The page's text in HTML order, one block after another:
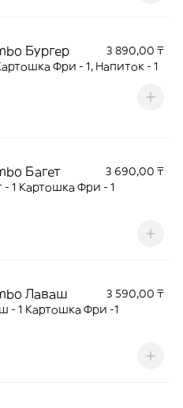
Бургер
3 890,00 ₸
- 1, Картошка Фри - 1, Напиток - 1
Багет
3 690,00 ₸
- 1
Лаваш
3 590,00 ₸
Фри -1